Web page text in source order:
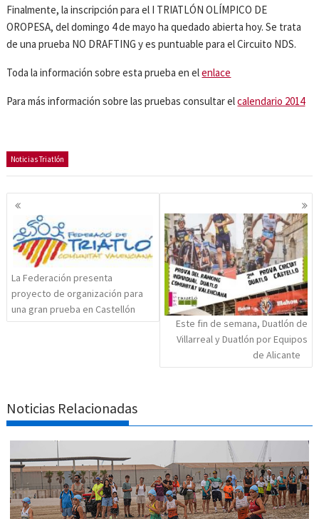
Finalmente, la inscripción para el I TRIATLÓN OLÍMPICO DE
OROPESA, del domingo 4 de mayo ha quedado abierta hoy. Se trata
de una prueba NO DRAFTING y es puntuable para el Circuito NDS.
Toda la información sobre esta prueba en elenlace
Para más información sobre las pruebas consultar elcalendario 2014
Noticias Triatlón
Navegación
entradas
La Federación presenta
proyecto de organización para
una gran prueba en Castellón
Este fin de semana, Duatlón de
Villarreal y Duatlón por Equipos
de Alicante
Noticias Relacionadas